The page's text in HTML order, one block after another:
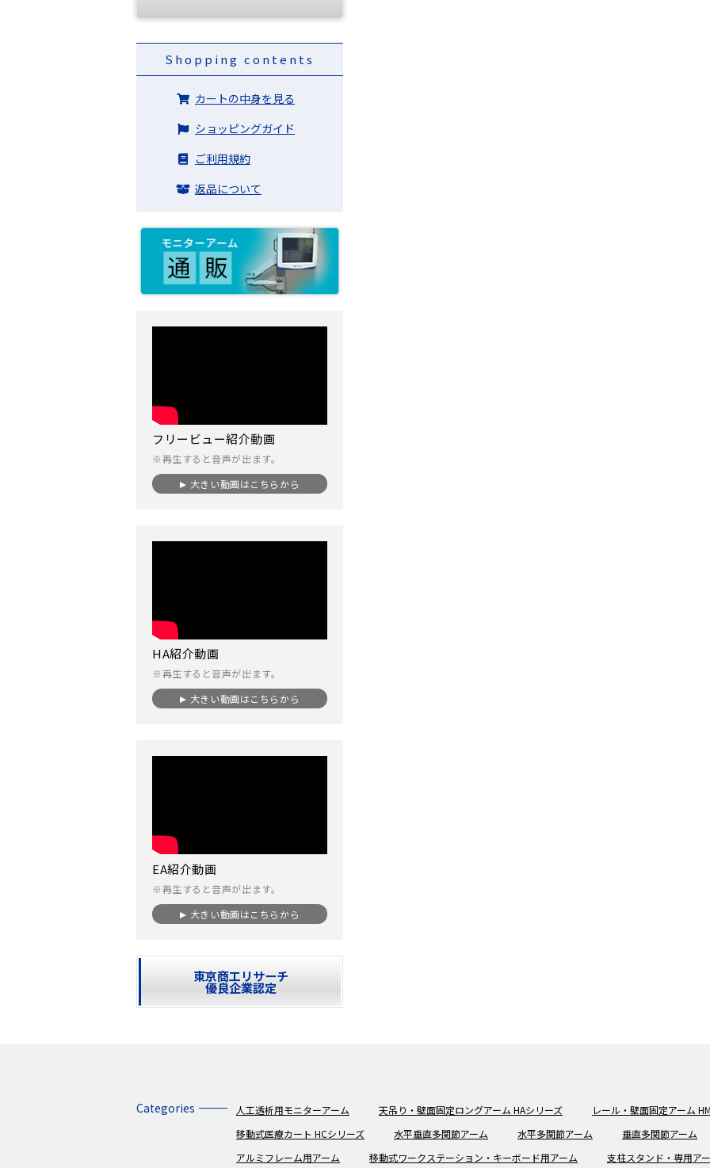
Shopping contents
カートの中身を見る
ショッピングガイド
ご利用規約
返品について
フリービュー紹介動画
※再生すると音声が出ます。
大きい動画はこちらから
HA紹介動画
※再生すると音声が出ます。
大きい動画はこちらから
EA紹介動画
※再生すると音声が出ます。
大きい動画はこちらから
東京商工リサーチ
優良企業認定
Categories 人工透析用モニターアーム 天吊り・壁面固定ロングアーム HAシリーズ
レール・壁面固定アーム
移動式医療カート HCシリーズ
水平垂直多関節アーム 水平多関節アーム 垂直多関節アーム
アルミフレーム用アーム
移動式ワークステーション・キーボード用アーム 支柱スタンド・専用ア